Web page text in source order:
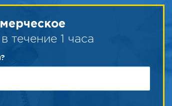
в течение 1 часа